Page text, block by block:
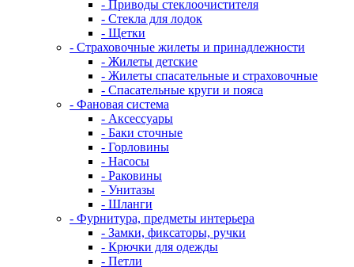
- Приводы стеклоочистителя
- Стекла для лодок
- Щетки
- Страховочные жилеты и принадлежности
- Жилеты детские
- Жилеты спасательные и страховочные
- Спасательные круги и пояса
- Фановая система
- Аксессуары
- Баки сточные
- Горловины
- Насосы
- Раковины
- Унитазы
- Шланги
- Фурнитура, предметы интерьера
- Замки, фиксаторы, ручки
- Крючки для одежды
- Петли